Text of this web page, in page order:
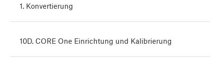
1. Konvertierung
10D. CORE One Einrichtung und Kalibrierung